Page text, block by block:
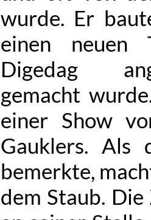
wurde. Er
einen
Digedag
gemacht
einer Show
Gauklers. Als
bemerkte,
dem Staub.